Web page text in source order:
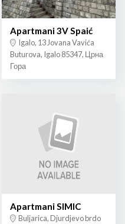
Apartmani 3V Spaić
Igalo, 13 Jovana Vavića
Buturova, Igalo 85347, Црна
Гора
Apartmani SIMIC
Buljarica, Djurdjevo brdo